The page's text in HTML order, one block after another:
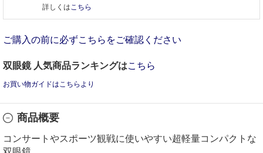
詳しくはこちら
ご購入の前に必ずこちらをご確認ください
双眼鏡 人気商品ランキングはこちら
お買い物ガイドはこちらより
商品概要
コンサートやスポーツ観戦に使いやすい超軽量コンパクトな